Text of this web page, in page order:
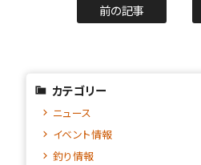
前の記事
カテゴリー
ニュース
イベント情報
釣り情報